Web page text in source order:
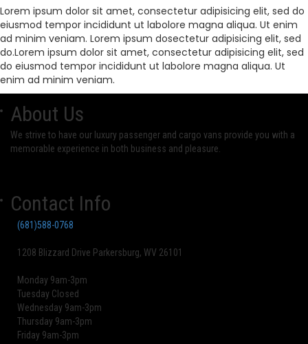
Lorem ipsum dolor sit amet, consectetur adipisicing elit, sed do
eiusmod tempor incididunt ut labolore magna aliqua. Ut enim
ad minim veniam. Lorem ipsum dosectetur adipisicing elit, sed
do.Lorem ipsum dolor sit amet, consectetur adipisicing elit, sed
do eiusmod tempor incididunt ut labolore magna aliqua. Ut
enim ad minim veniam.
About Us
We strive to have our luxury passenger and cargo vans provide you with a
memorable experience in both business and pleasure.
Contact Info
(681)588-0768
1208 Blizzard Drive Parkersburg, WV 26101
Monday 9am-3pm
Tuesday Closed
Wednesday 9am-3pm
Thursday 9am-3pm
Friday 9am-3pm